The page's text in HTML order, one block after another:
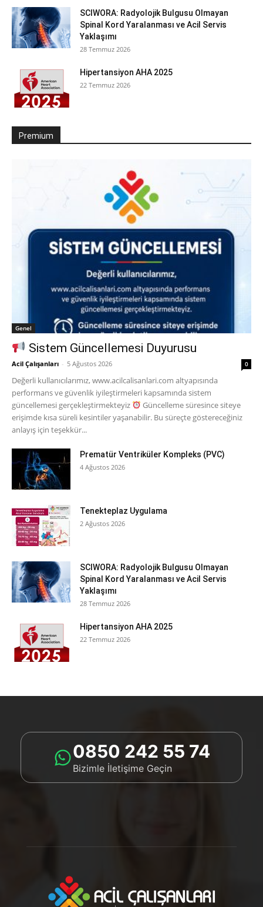
SCIWORA: Radyolojik Bulgusu Olmayan
Spinal Kord Yaralanması ve Acil Servis
Yaklaşımı
28 Temmuz 2026
Hipertansiyon AHA 2025
22 Temmuz 2026
Premium
Genel
Sistem Güncellemesi Duyurusu
Acil Çalışanları - 5 Ağustos 2026 0
Değerli kullanıcılarımız, www.acilcalisanlari.com altyapısında
performans ve güvenlik iyileştirmeleri kapsamında sistem
güncellemesi gerçekleştirmekteyiz
Güncelleme süresince siteye
erişimde kısa süreli kesintiler yaşanabilir. Bu süreçte göstereceğiniz
anlayış için teşekkür...
Prematür Ventriküler Kompleks (PVC)
4 Ağustos 2026
Tenekteplaz Uygulama
2 Ağustos 2026
SCIWORA: Radyolojik Bulgusu Olmayan
Spinal Kord Yaralanması ve Acil Servis
Yaklaşımı
28 Temmuz 2026
Hipertansiyon AHA 2025
22 Temmuz 2026
0850 242 55 74
Bizimle İletişime Geçin